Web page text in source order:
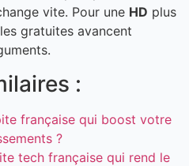
vite. Pour une HD plus
gratuites avancent
:
française qui boost votre
?
tech française qui rend le